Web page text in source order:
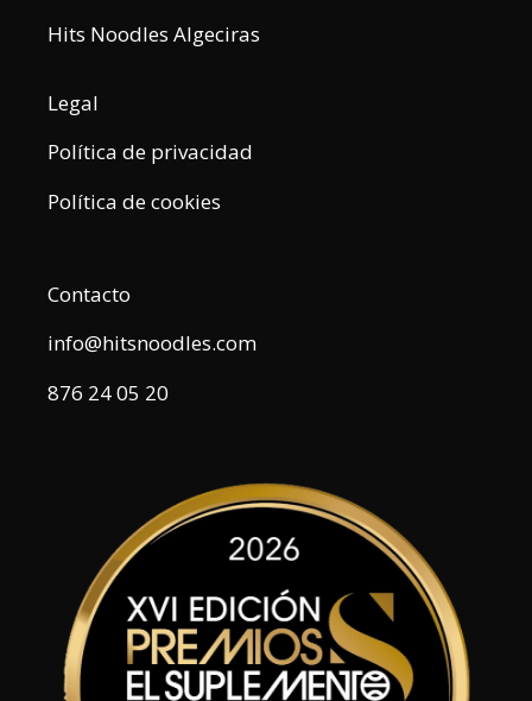
Hits Noodles Algeciras
Legal
Política de privacidad
Política de cookies
Contacto
info@hitsnoodles.com
876 24 05 20